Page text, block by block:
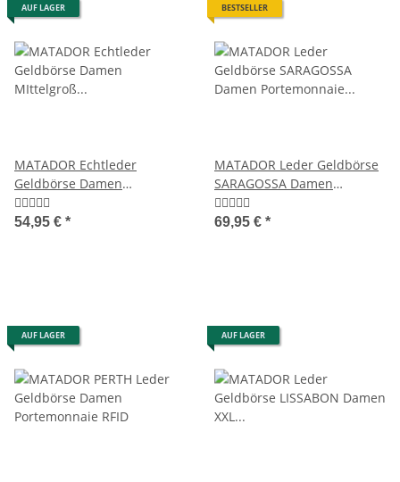
AUF LAGER
MATADOR Echtleder
Geldbörse Damen
MIttelgroß XXL RFID TüV
54,95 € *
BESTSELLER
MATADOR Leder Geldbörse
SARAGOSSA Damen
Portemonnaie RFID
69,95 € *
AUF LAGER AUF LAGER